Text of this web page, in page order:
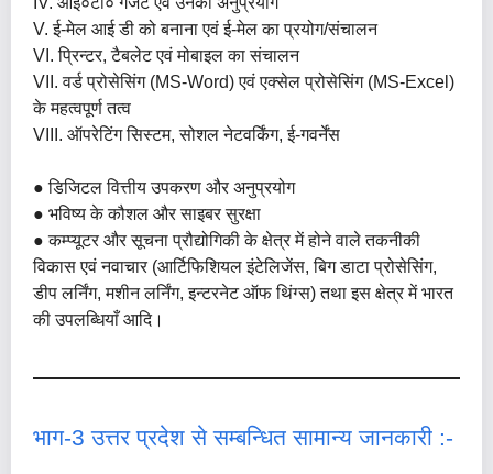
V. ई-मेल आई डी को बनाना एवं ई-मेल का प्रयोग/संचालन
VI. प्रिन्टर, टैबलेट एवं मोबाइल का संचालन
VII. वर्ड प्रोसेसिंग (MS-Word) एवं एक्सेल प्रोसेसिंग (MS-Excel)
के महत्वपूर्ण तत्व
VIII. ऑपरेटिंग सिस्टम, सोशल नेटवर्किंग, ई-गवर्नेंस
● डिजिटल वित्तीय उपकरण और अनुप्रयोग
● भविष्य के कौशल और साइबर सुरक्षा
● कम्प्यूटर और सूचना प्रौद्योगिकी के क्षेत्र में होने वाले तकनीकी
विकास एवं नवाचार (आर्टिफिशियल इंटेलिजेंस, बिग डाटा प्रोसेसिंग,
डीप लर्निंग, मशीन लर्निंग, इन्टरनेट ऑफ थिंग्स) तथा इस क्षेत्र में भारत
की उपलब्धियाँ आदि।
भाग-3 उत्तर प्रदेश से सम्बन्धित सामान्य जानकारी :-